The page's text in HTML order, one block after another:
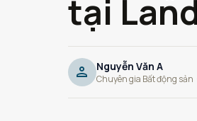
tại
person Nguyễn Văn A
Chuyên gia Bất động